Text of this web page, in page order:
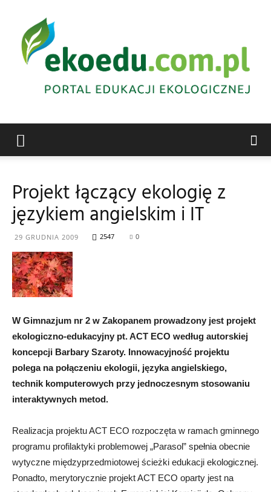
ekologiczna
Projekt łączący ekologię z
językiem angielskim i IT
29 GRUDNIA 2009 2547 0
W Gimnazjum nr 2 w Zakopanem prowadzony jest projekt
ekologiczno-edukacyjny pt. ACT ECO według autorskiej
koncepcji Barbary Szaroty. Innowacyjność projektu
polega na połączeniu ekologii, języka angielskiego,
technik komputerowych przy jednoczesnym stosowaniu
interaktywnych metod.
Realizacja projektu ACT ECO rozpoczęta w ramach gminnego
programu profilaktyki problemowej „Parasol” spełnia obecnie
wytyczne międzyprzedmiotowej ścieżki edukacji ekologicznej.
Ponadto, merytorycznie projekt ACT ECO oparty jest na